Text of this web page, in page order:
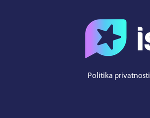
Politika privatnosti